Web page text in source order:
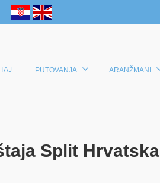
PUTOVANJA ARANŽMANI
Split Hrvatska